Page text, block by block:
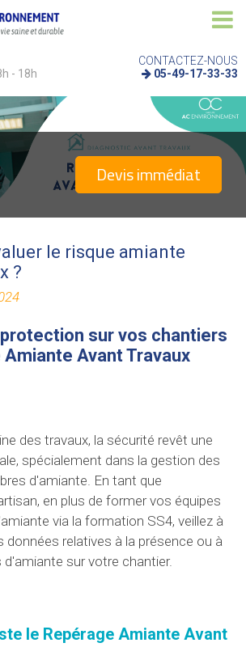
- 18h
CONTACTEZ-NOUS
05-49-17-33-33
Devis immédiat
le risque amiante
?
sur vos chantiers
Avant Travaux
des travaux, la sécurité revêt une
spécialement dans la gestion des
d'amiante. En tant que
en plus de former vos équipes
via la formation SS4, veillez à
données relatives à la présence ou à
sur votre chantier.
le Repérage Amiante Avant